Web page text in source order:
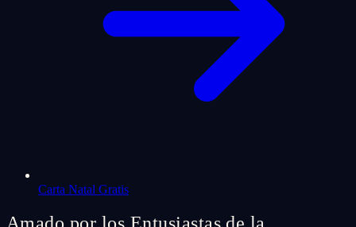
Carta Natal Gratis